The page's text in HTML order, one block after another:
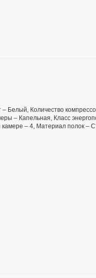
Белый, Количество
– Капельная, Класс
– 4, Материал полок –